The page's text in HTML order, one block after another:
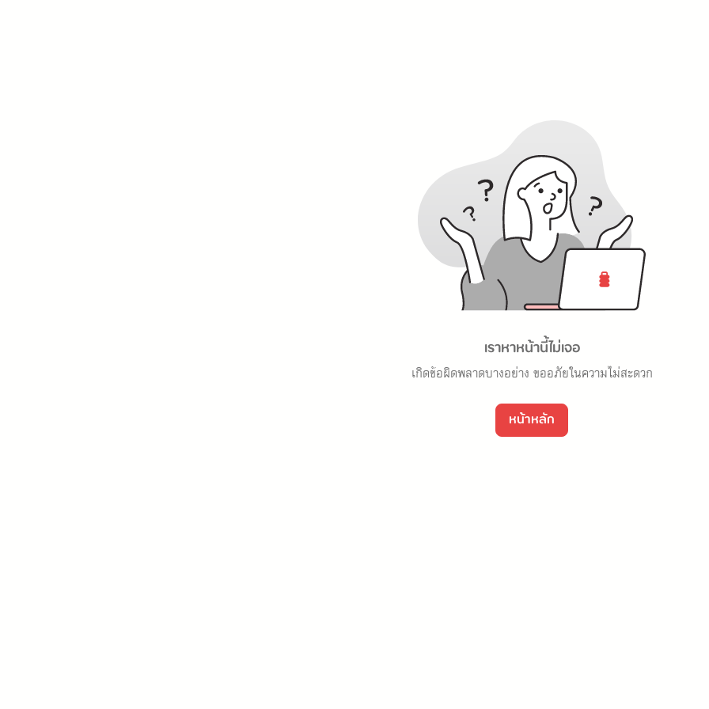
เราหาหน้านี้ไม่เจอ
เกิดข้อผิดพลาดบางอย่าง ขออภัยในความไม่สะดวก
หน้าหลัก